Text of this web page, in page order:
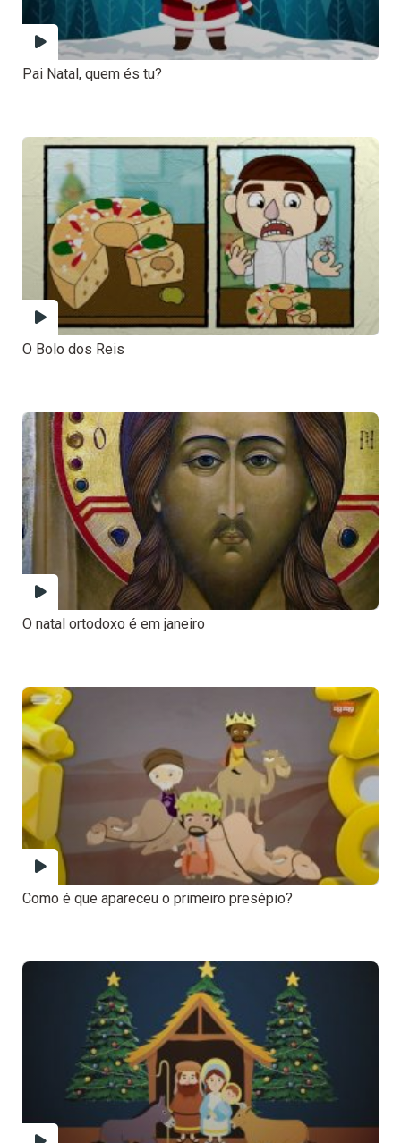
Pai Natal, quem és tu?
O Bolo dos Reis
O natal ortodoxo é em janeiro
Como é que apareceu o primeiro presépio?